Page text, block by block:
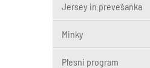
Jersey in prevešanka
Minky
Plesni program